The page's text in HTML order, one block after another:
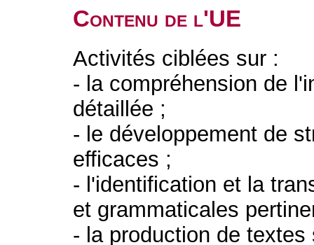
Contenu de l'UE
Activités ciblées sur :
- la compréhension de
détaillée ;
- le développement de
efficaces ;
- l'identification et la
et grammaticales
- la production de textes